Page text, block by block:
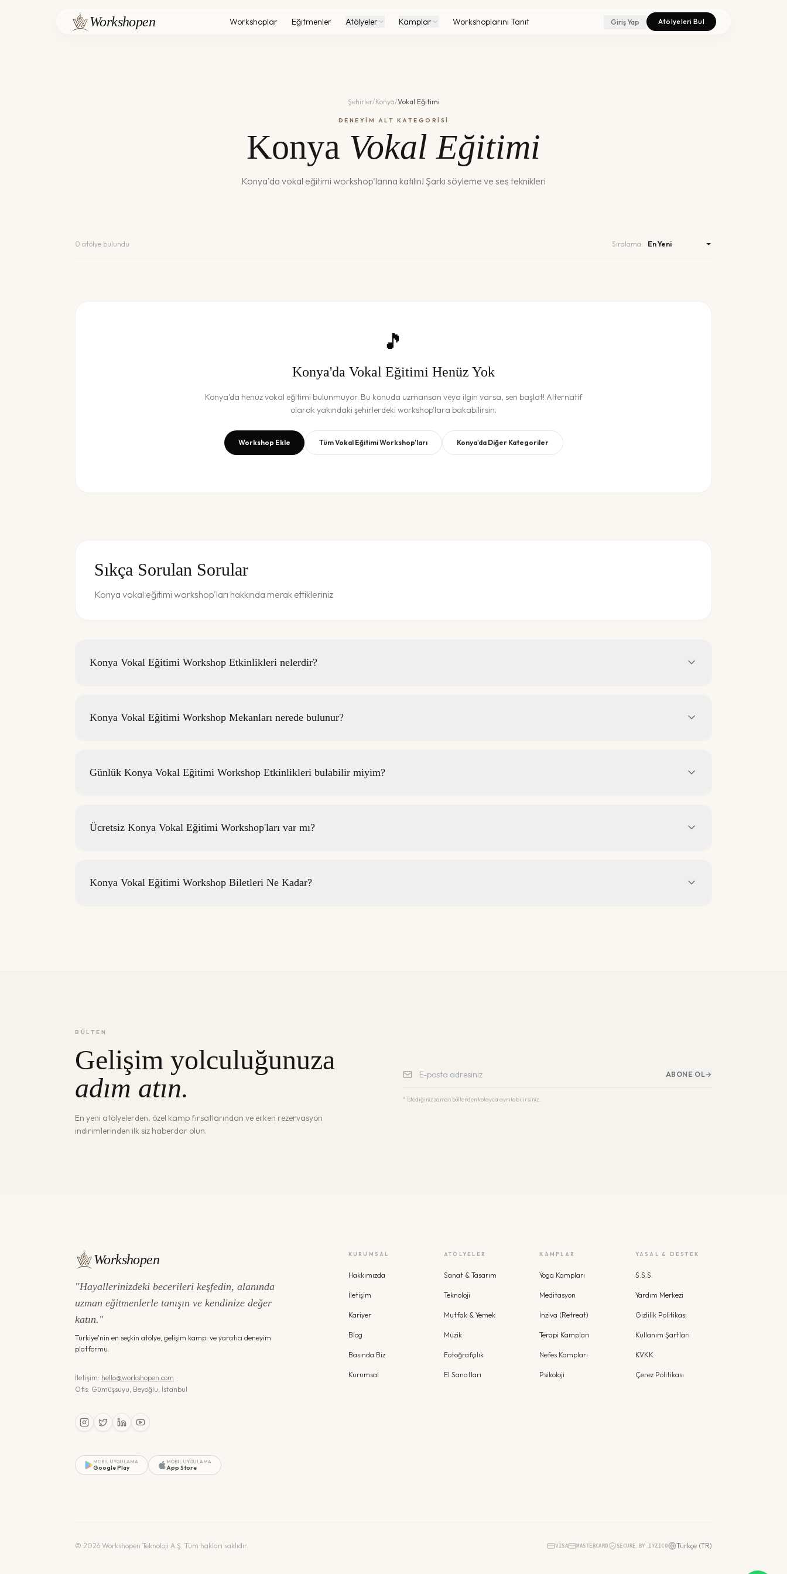
Workshopen Workshoplar Eğitmenler Atölyeler Kamplar Workshoplarını Tanıt Giriş Yap Atölyeleri Bul
Şehirler/Konya/Vokal Eğitimi
DENEYİM ALT KATEGORİSİ
Konya Vokal Eğitimi
Konya'da vokal eğitimi workshop'larına katılın! Şarkı söyleme ve ses teknikleri
0 atölye bulundu Sıralama:
🎵
Konya'da Vokal Eğitimi Henüz Yok
Konya'da henüzvokal eğitimi bulunmuyor. Bu konuda uzmansan veya ilgin varsa, sen başlat! Alternatif
olarak yakındaki şehirlerdeki workshop'lara bakabilirsin.
Workshop Ekle TümVokal EğitimiWorkshop'ları Konya'da Diğer Kategoriler
Sıkça Sorulan Sorular
Konya vokal eğitimi workshop'ları hakkında merak ettikleriniz
Konya Vokal Eğitimi Workshop Etkinlikleri nelerdir?
Konya Vokal Eğitimi Workshop Mekanları nerede bulunur?
Günlük Konya Vokal Eğitimi Workshop Etkinlikleri bulabilir miyim?
Ücretsiz Konya Vokal Eğitimi Workshop'ları var mı?
Konya Vokal Eğitimi Workshop Biletleri Ne Kadar?
BÜLTEN
Gelişim yolculuğunuza
adım atın.
En yeni atölyelerden, özel kamp fırsatlarından ve erken rezervasyon
indirimlerinden ilk siz haberdar olun.
ABONE OL→
* İstediğiniz zaman bültenden kolayca ayrılabilirsiniz.
Workshopen
"Hayallerinizdeki becerileri keşfedin, alanında
uzman eğitmenlerle tanışın ve kendinize değer
katın."
Türkiye'nin en seçkin atölye, gelişim kampı ve yaratıcı deneyim
platformu.
İletişim: hello@workshopen.com
Ofis: Gümüşsuyu, Beyoğlu, İstanbul
MOBIL UYGULAMA
Google Play
MOBIL UYGULAMA
App Store
KURUMSAL
Hakkımızda
İletişim
Kariyer
Blog
Basında Biz
Kurumsal
ATÖLYELER
Sanat & Tasarım
Teknoloji
Mutfak & Yemek
Müzik
Fotoğrafçılık
El Sanatları
KAMPLAR
Yoga Kampları
Meditasyon
İnziva (Retreat)
Terapi Kampları
Nefes Kampları
Psikoloji
YASAL & DESTEK
S.S.S.
Yardım Merkezi
Gizlilik Politikası
Kullanım Şartları
KVKK
Çerez Politikası
© 2026 Workshopen Teknoloji A.Ş. Tüm hakları saklıdır. VISA MASTERCARD SECURE BY IYZICO Türkçe (TR)